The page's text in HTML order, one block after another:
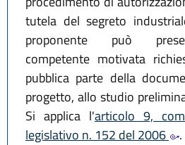
tutela del segreto
proponente può
competente motivata
pubblica parte della
progetto, allo studio
Si applica l'articolo 9,
legislativo n. 152 del 2006
.